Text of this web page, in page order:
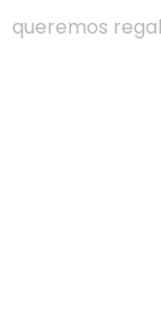
queremos